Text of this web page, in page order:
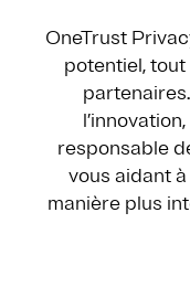
OneTrust
potentiel,
responsable
vous aidant
manière plus